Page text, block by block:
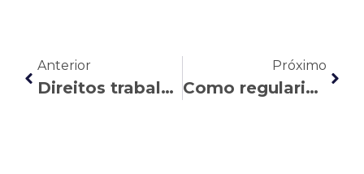
Anterior
Direitos trabalhistas da mulher com câncer de mama: o que você precisa saber
Próximo
Como regularizar o tempo de contribuição em atraso com o INSS